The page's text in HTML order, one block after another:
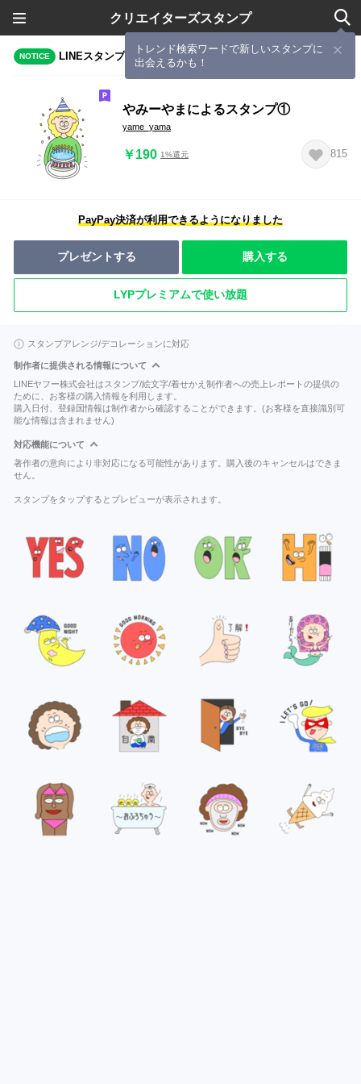
クリエイターズスタンプ
トレンド検索ワードで新しいスタンプに
出会えるかも！
NOTICE LINEスタンプメーカーで作成されたスタンプ
やみーやまによるスタンプ①
yame_yama
￥190 1%還元 815
PayPay決済が利用できるようになりました
プレゼントする 購入する
LYPプレミアムで使い放題
スタンプアレンジ/デコレーションに対応
制作者に提供される情報について
LINEヤフー株式会社はスタンプ/絵文字/着せかえ制作者への売上レポートの提供の
ために、お客様の購入情報を利用します。
購入日付、登録国情報は制作者から確認することができます。(お客様を直接識別可
能な情報は含まれません)
対応機能について
著作者の意向により非対応になる可能性があります。購入後のキャンセルはできま
せん。
スタンプをタップするとプレビューが表示されます。